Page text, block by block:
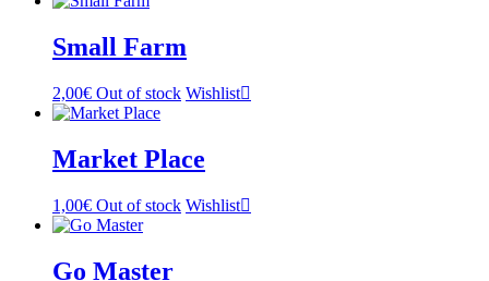
Small Farm
2,00€ Out of stock Wishlist
Market Place
1,00€ Out of stock Wishlist
Go Master